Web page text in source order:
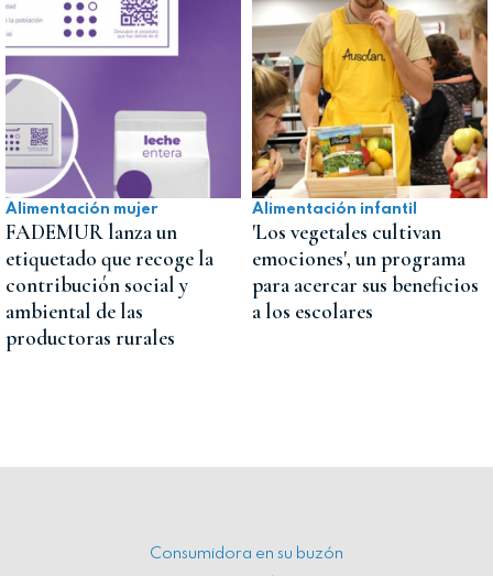
Alimentación mujer
FADEMUR lanza un
etiquetado que recoge la
contribución social y
ambiental de las
productoras rurales
Alimentación infantil
'Los vegetales cultivan
emociones', un programa
para acercar sus beneficios
a los escolares
Consumidora en su buzón